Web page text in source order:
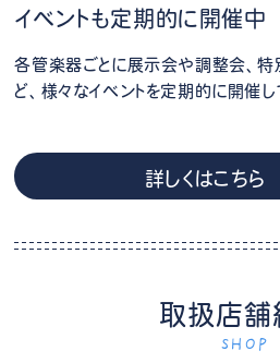
イベントも定期的に開催中
各管楽器ごとに展示会や調整会、特
ど、様々なイベントを定期的に開催し
詳しくはこちら
取扱店舗
SHOP